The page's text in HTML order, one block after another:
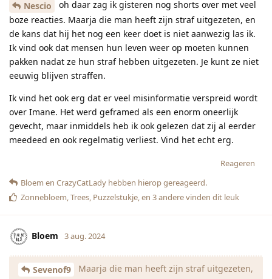
Nescio
oh daar zag ik gisteren nog shorts over met veel
boze reacties. Maarja die man heeft zijn straf uitgezeten, en
de kans dat hij het nog een keer doet is niet aanwezig las ik.
Ik vind ook dat mensen hun leven weer op moeten kunnen
pakken nadat ze hun straf hebben uitgezeten. Je kunt ze niet
eeuwig blijven straffen.
Ik vind het ook erg dat er veel misinformatie verspreid wordt
over Imane. Het werd geframed als een enorm oneerlijk
gevecht, maar inmiddels heb ik ook gelezen dat zij al eerder
meedeed en ook regelmatig verliest. Vind het echt erg.
Reageren
Bloem en CrazyCatLady hebben hierop gereageerd.
Zonnebloem,Trees, Puzzelstukje, en 3anderevinden dit leuk
Bloem 3 aug. 2024
Sevenof9
Maarja die man heeft zijn straf uitgezeten,